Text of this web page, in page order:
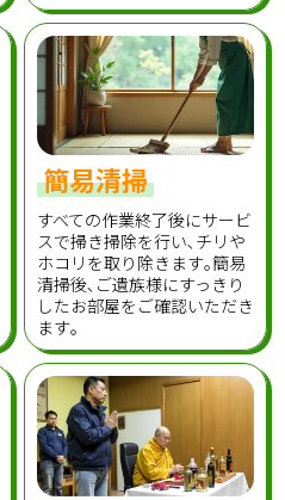
簡易清掃
すべての作業終了後にサービ
スで掃き掃除を行い､チリや
ホコリを取り除きます｡簡易
清掃後､ご遺族様にすっきり
したお部屋をご確認いただき
ます｡